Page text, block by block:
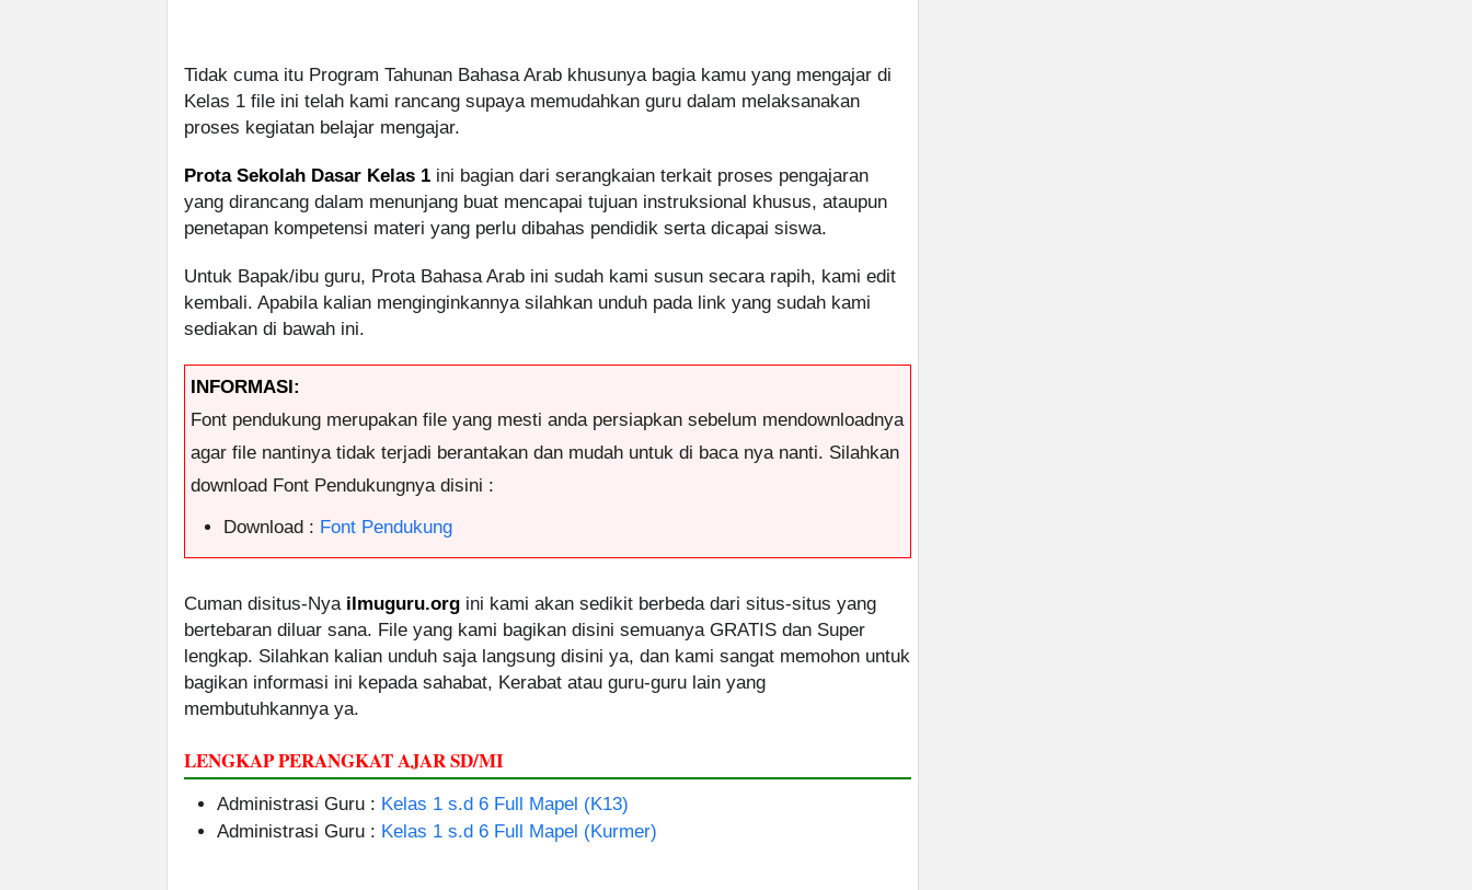
Tidak cuma itu Program Tahunan Bahasa Arab khusunya bagia kamu yang mengajar di
Kelas 1 file ini telah kami rancang supaya memudahkan guru dalam melaksanakan
proses kegiatan belajar mengajar.
Prota Sekolah Dasar Kelas 1 ini bagian dari serangkaian terkait proses pengajaran
yang dirancang dalam menunjang buat mencapai tujuan instruksional khusus, ataupun
penetapan kompetensi materi yang perlu dibahas pendidik serta dicapai siswa.
Untuk Bapak/ibu guru, Prota Bahasa Arab ini sudah kami susun secara rapih, kami edit
kembali. Apabila kalian menginginkannya silahkan unduh pada link yang sudah kami
sediakan di bawah ini.
INFORMASI:
Font pendukung merupakan file yang mesti anda persiapkan sebelum mendownloadnya
agar file nantinya tidak terjadi berantakan dan mudah untuk di baca nya nanti. Silahkan
download Font Pendukungnya disini :
Download : Font Pendukung
Cuman disitus-Nya ilmuguru.org ini kami akan sedikit berbeda dari situs-situs yang
bertebaran diluar sana. File yang kami bagikan disini semuanya GRATIS dan Super
lengkap. Silahkan kalian unduh saja langsung disini ya, dan kami sangat memohon untuk
bagikan informasi ini kepada sahabat, Kerabat atau guru-guru lain yang
membutuhkannya ya.
LENGKAP PERANGKAT AJAR SD/MI
Administrasi Guru : Kelas 1 s.d 6 Full Mapel (K13)
Administrasi Guru : Kelas 1 s.d 6 Full Mapel (Kurmer)